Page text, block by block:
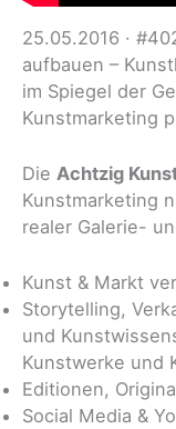
25.05.2016 ·
aufbauen –
im Spiegel der
Kunstmarketing
Die Achtzig
Kunstmarketing
realer Galerie-
Kunst & Markt
Storytelling,
und
Kunstwerke und
Editionen,
Social Media &